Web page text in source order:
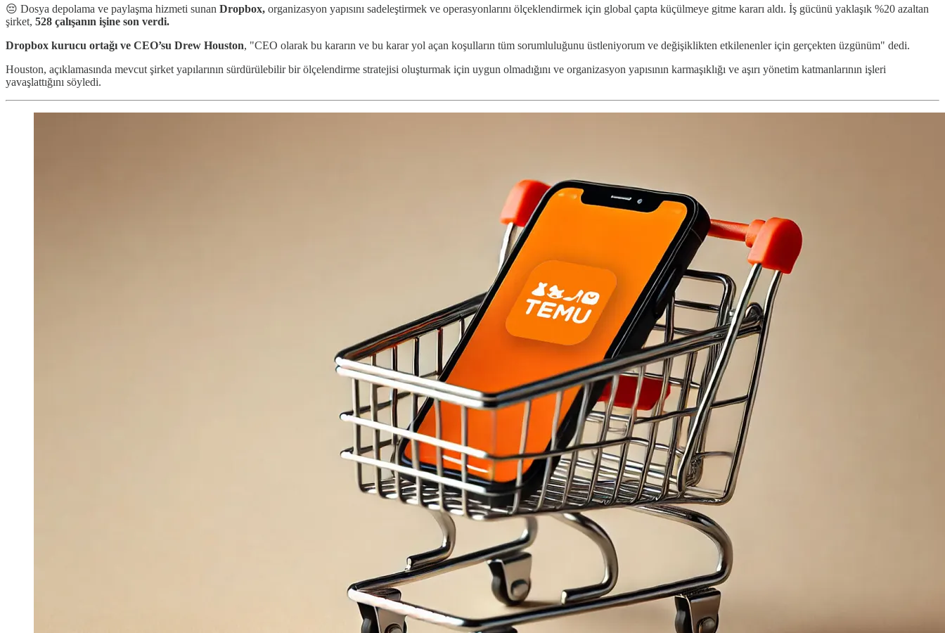
😔 Dosya depolama ve paylaşma hizmeti sunan Dropbox, organizasyon yapısını sadeleştirmek ve operasyonlarını ölçeklendirmek için global çapta küçülmeye gitme kararı aldı. İş gücünü yaklaşık %20 azaltan
şirket, 528 çalışanın işine son verdi.
Dropbox kurucu ortağı ve CEO’su Drew Houston, "CEO olarak bu kararın ve bu karar yol açan koşulların tüm sorumluluğunu üstleniyorum ve değişiklikten etkilenenler için gerçekten üzgünüm" dedi.
Houston, açıklamasında mevcut şirket yapılarının sürdürülebilir bir ölçelendirme stratejisi oluşturmak için uygun olmadığını ve organizasyon yapısının karmaşıklığı ve aşırı yönetim katmanlarının işleri
yavaşlattığını söyledi.